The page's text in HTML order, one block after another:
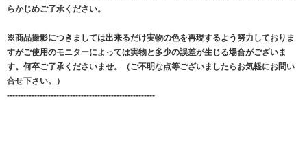
らかじめご了承ください。
※商品撮影につきましては出来るだけ実物の色を再現するよう努力しておりま
すがご使用のモニターによっては実物と多少の誤差が生じる場合がございま
す。何卒ご了承くださいませ。（ご不明な点等ございましたらお気軽にお問い
合せ下さい。）
------------------------------------------------------